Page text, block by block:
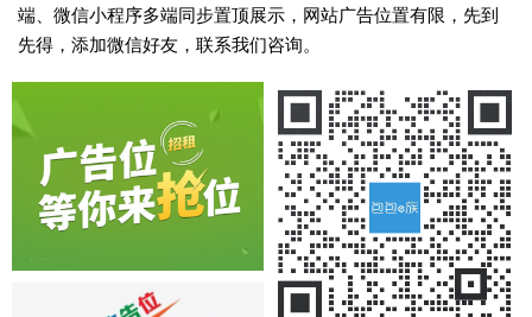
端、微信小程序多端同步置顶展示，网站广告位置有限，先到
先得，添加微信好友，联系我们咨询。